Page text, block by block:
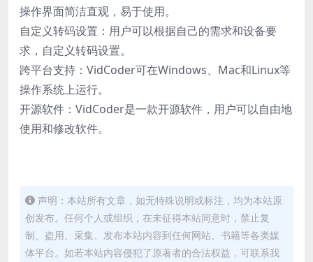
操作界面简洁直观，易于使用。
自定义转码设置：用户可以根据自己的需求和设备要
求，自定义转码设置。
跨平台支持：VidCoder可在Windows、Mac和Linux等
操作系统上运行。
开源软件：VidCoder是一款开源软件，用户可以自由地
使用和修改软件。
声明：本站所有文章，如无特殊说明或标注，均为本站原
创发布。任何个人或组织，在未征得本站同意时，禁止复
制、盗用、采集、发布本站内容到任何网站、书籍等各类媒
体平台。如若本站内容侵犯了原著者的合法权益，可联系我